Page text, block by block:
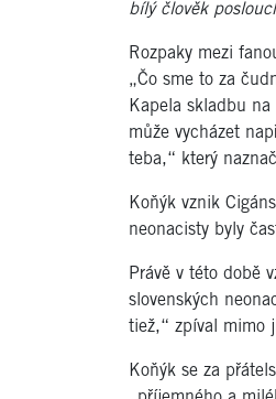
bílý člověk
Rozpaky mezi
„Čo sme to za
Kapela skladbu
může vycházet
teba,“ který
Koňýk vznik
neonacisty byly
Právě v této době
slovenských
tiež,“ zpíval mimo
Koňýk se za